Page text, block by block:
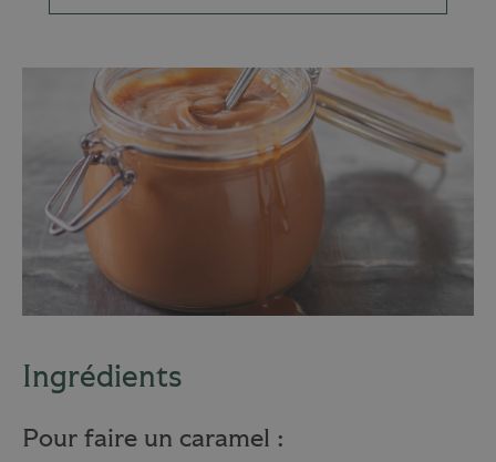
Ingrédients
Pour faire un caramel :